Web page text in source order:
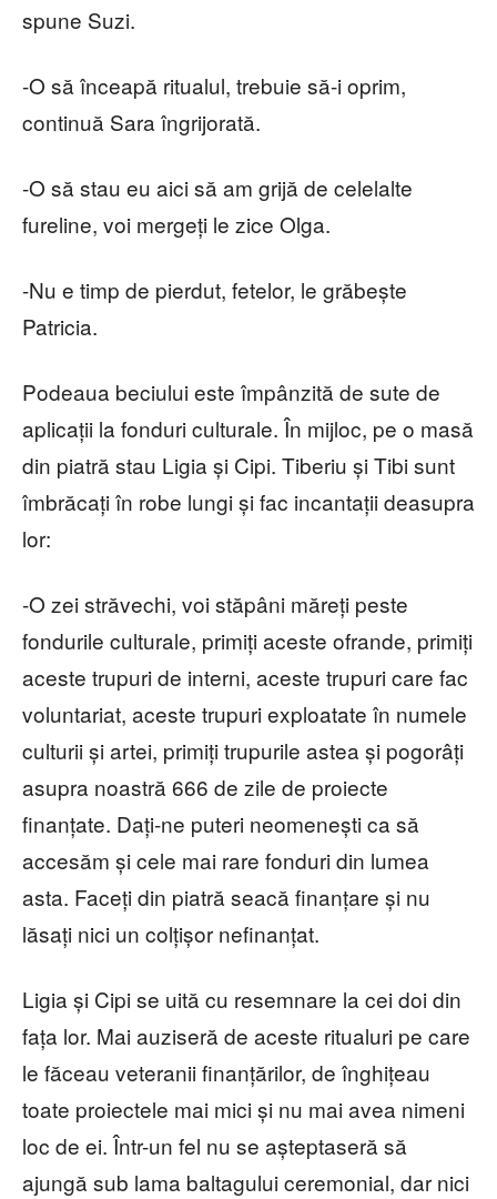
spune Suzi.
-O să înceapă ritualul, trebuie să-i oprim,
continuă Sara îngrijorată.
-O să stau eu aici să am grijă de celelalte
fureline, voi mergeți le zice Olga.
-Nu e timp de pierdut, fetelor, le grăbește
Patricia.
Podeaua beciului este împânzită de sute de
aplicații la fonduri culturale. În mijloc, pe o masă
din piatră stau Ligia și Cipi. Tiberiu și Tibi sunt
îmbrăcați în robe lungi și fac incantații deasupra
lor:
-O zei străvechi, voi stăpâni măreți peste
fondurile culturale, primiți aceste ofrande, primiți
aceste trupuri de interni, aceste trupuri care fac
voluntariat, aceste trupuri exploatate în numele
culturii și artei, primiți trupurile astea și pogorâți
asupra noastră 666 de zile de proiecte
finanțate. Dați-ne puteri neomenești ca să
accesăm și cele mai rare fonduri din lumea
asta. Faceți din piatră seacă finanțare și nu
lăsați nici un colțișor nefinanțat.
Ligia și Cipi se uită cu resemnare la cei doi din
fața lor. Mai auziseră de aceste ritualuri pe care
le făceau veteranii finanțărilor, de înghițeau
toate proiectele mai mici și nu mai avea nimeni
loc de ei. Într-un fel nu se așteptaseră să
ajungă sub lama baltagului ceremonial, dar nici